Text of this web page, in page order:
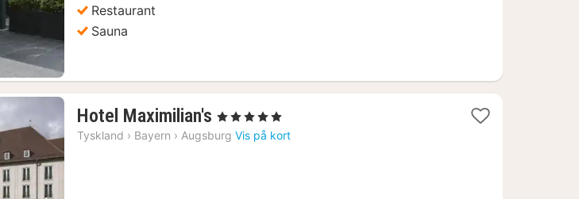
Restaurant
Sauna
Hotel Maximilian's 1
nat
, 5 Stjerner
Tyskland › Bayern › Augsburg Vis på kort